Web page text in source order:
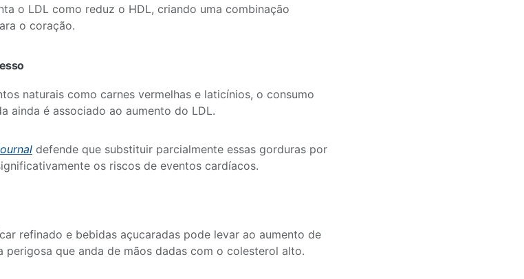
o LDL como reduz o HDL, criando uma combinação
o coração.
naturais como carnes vermelhas e laticínios, o consumo
ainda é associado ao aumento do LDL.
defende que substituir parcialmente essas gorduras por
os riscos de eventos cardíacos.
refinado e bebidas açucaradas pode levar ao aumento de
que anda de mãos dadas com o colesterol alto.